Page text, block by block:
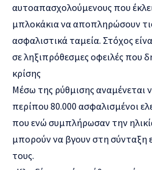
αυτοαπασχολούμενους που
μπλοκάκια να αποπληρώσουν
ασφαλιστικά ταμεία. Στόχος
σε ληξιπρόθεσμες οφειλές που
κρίσης
Μέσω της ρύθμισης αναμένεται
περίπου 80.000 ασφαλισμένοι
που ενώ συμπλήρωσαν την
μπορούν να βγουν στη σύνταξη
τους.